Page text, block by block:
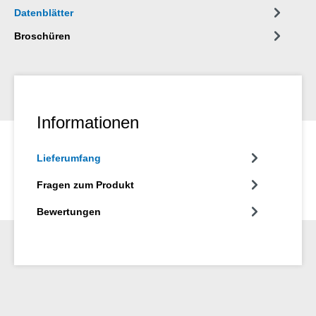
Datenblätter
Broschüren
Informationen
Lieferumfang
Fragen zum Produkt
Bewertungen